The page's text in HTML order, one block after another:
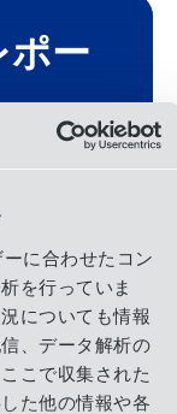
に合わせたコン
を行っていま
についても情報
、データ解析の
こで収集された
た他の情報や各
ー